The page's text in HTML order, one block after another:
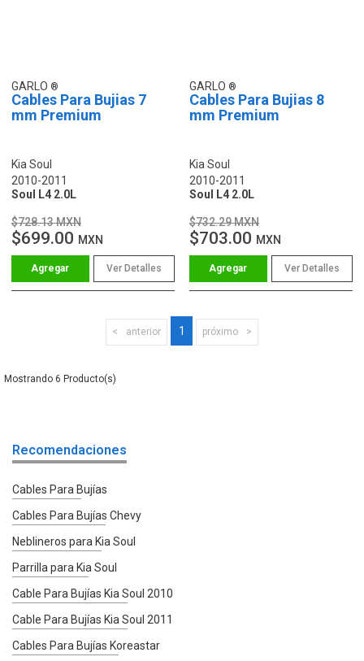
GARLO
Cables Para Bujias 7
mm Premium
Kia Soul
2010-2011
Soul L4 2.0L
$728.13 MXN
$699.00 MXN
Ver Detalles
GARLO
Cables Para Bujias 8
mm Premium
Kia Soul
2010-2011
Soul L4 2.0L
$732.29 MXN
$703.00 MXN
Ver Detalles
anterior 1 próximo
6
Recomendaciones
Cables Para Bujías
Cables Para Bujías Chevy
Neblineros para Kia Soul
Parrilla para Kia Soul
Cable Para Bujías Kia Soul 2010
Cable Para Bujías Kia Soul 2011
Cables Para Bujías Koreastar